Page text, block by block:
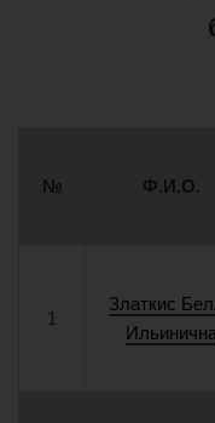
№ Ф.И.О.
1
Златкис
Ильинична